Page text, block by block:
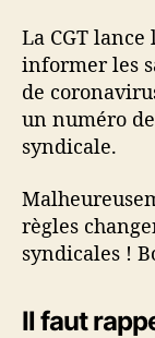
La CGT lance
informer les
de
un numéro
syndicale.
règles
syndicales !
Il faut